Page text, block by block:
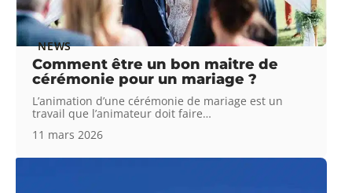
NEWS
Comment être un bon maitre de
cérémonie pour un mariage ?
L’animation d’une cérémonie de mariage est un
travail que l’animateur doit faire…
11 mars 2026